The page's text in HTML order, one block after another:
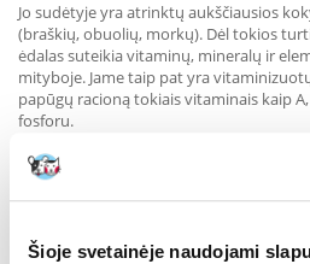
Šioje svetainėje naudojami
Jo sudėtyje yra atrinktų aukščiausios
(braškių, obuolių, morkų). Dėl tokios
ėdalas suteikia vitaminų, mineralų ir
mityboje. Jame taip pat yra
papūgų racioną tokiais vitaminais kaip
fosforu.
Dozavimas: lesinti po 2-3 arbatinius
priklausomai nuo paukščio apetito.
Sudėtis: Sudėtis: geltonosios soros,